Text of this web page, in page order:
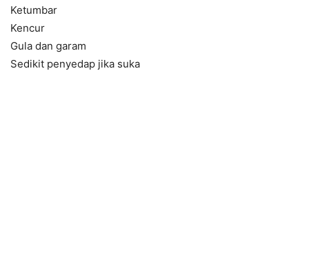
Ketumbar
Kencur
Gula dan garam
Sedikit penyedap jika suka